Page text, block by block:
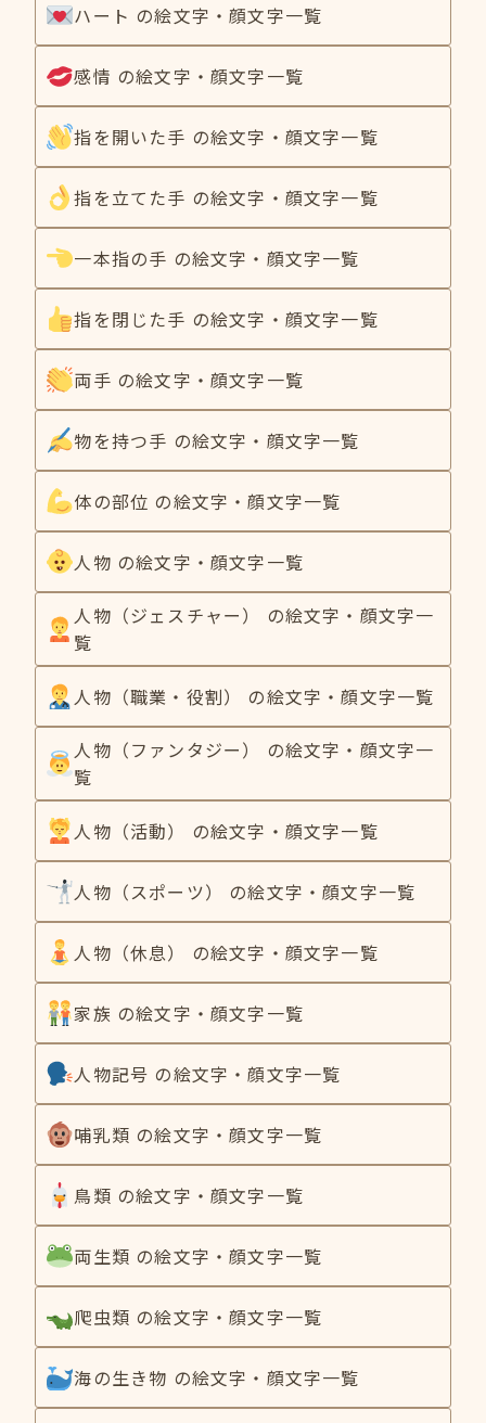
ハート の絵文字・顔文字一覧
感情 の絵文字・顔文字一覧
指を開いた手 の絵文字・顔文字一覧
指を立てた手 の絵文字・顔文字一覧
一本指の手 の絵文字・顔文字一覧
指を閉じた手 の絵文字・顔文字一覧
両手 の絵文字・顔文字一覧
物を持つ手 の絵文字・顔文字一覧
体の部位 の絵文字・顔文字一覧
人物 の絵文字・顔文字一覧
人物（ジェスチャー） の絵文字・顔文字一
覧
人物（職業・役割） の絵文字・顔文字一覧
人物（ファンタジー） の絵文字・顔文字一
覧
人物（活動） の絵文字・顔文字一覧
人物（スポーツ） の絵文字・顔文字一覧
人物（休息） の絵文字・顔文字一覧
家族 の絵文字・顔文字一覧
人物記号 の絵文字・顔文字一覧
哺乳類 の絵文字・顔文字一覧
鳥類 の絵文字・顔文字一覧
両生類 の絵文字・顔文字一覧
爬虫類 の絵文字・顔文字一覧
海の生き物 の絵文字・顔文字一覧